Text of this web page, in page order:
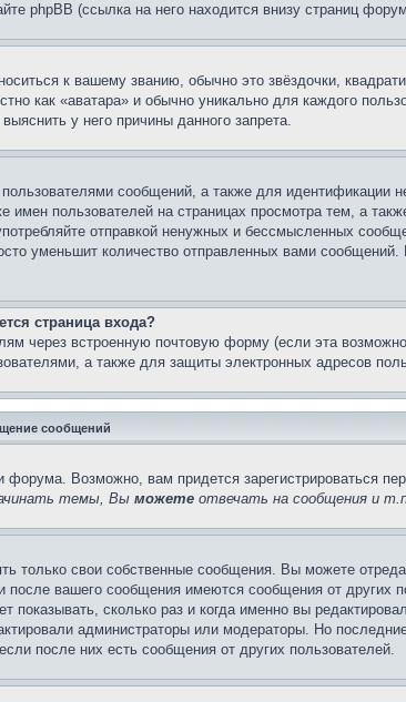
phpBB (ссылка на него находится внизу страниц
к вашему званию, обычно это звёздочки,
как «аватара» и обычно уникально для каждого
у него причины данного запрета.
сообщений, а также для идентификации
пользователей на страницах просмотра тем, а
отправкой ненужных и бессмысленных
уменьшит количество отправленных вами
страница входа?
через встроенную почтовую форму (если эта
а также для защиты электронных адресов
сообщений
Возможно, вам придется зарегистрироваться
темы, Вы можете отвечать на сообщения и
свои собственные сообщения. Вы можете
вашего сообщения имеются сообщения от других
сколько раз и когда именно вы
администраторы или модераторы. Но последние
после них есть сообщения от других пользователей.